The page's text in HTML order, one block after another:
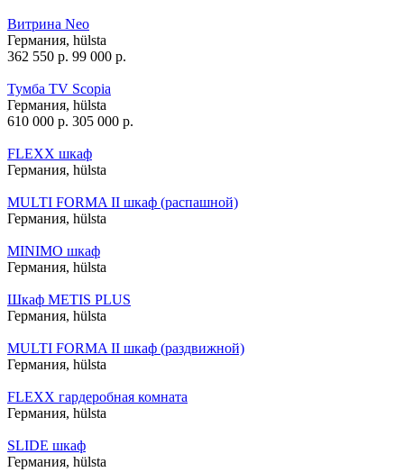
Витрина Neo
Германия, hülsta
362 550 р. 99 000 р.
Тумба TV Scopia
Германия, hülsta
610 000 р. 305 000 р.
FLEXX шкаф
Германия, hülsta
MULTI FORMA II шкаф (распашной)
Германия, hülsta
MINIMO шкаф
Германия, hülsta
Шкаф METIS PLUS
Германия, hülsta
MULTI FORMA II шкаф (раздвижной)
Германия, hülsta
FLEXX гардеробная комната
Германия, hülsta
SLIDE шкаф
Германия, hülsta